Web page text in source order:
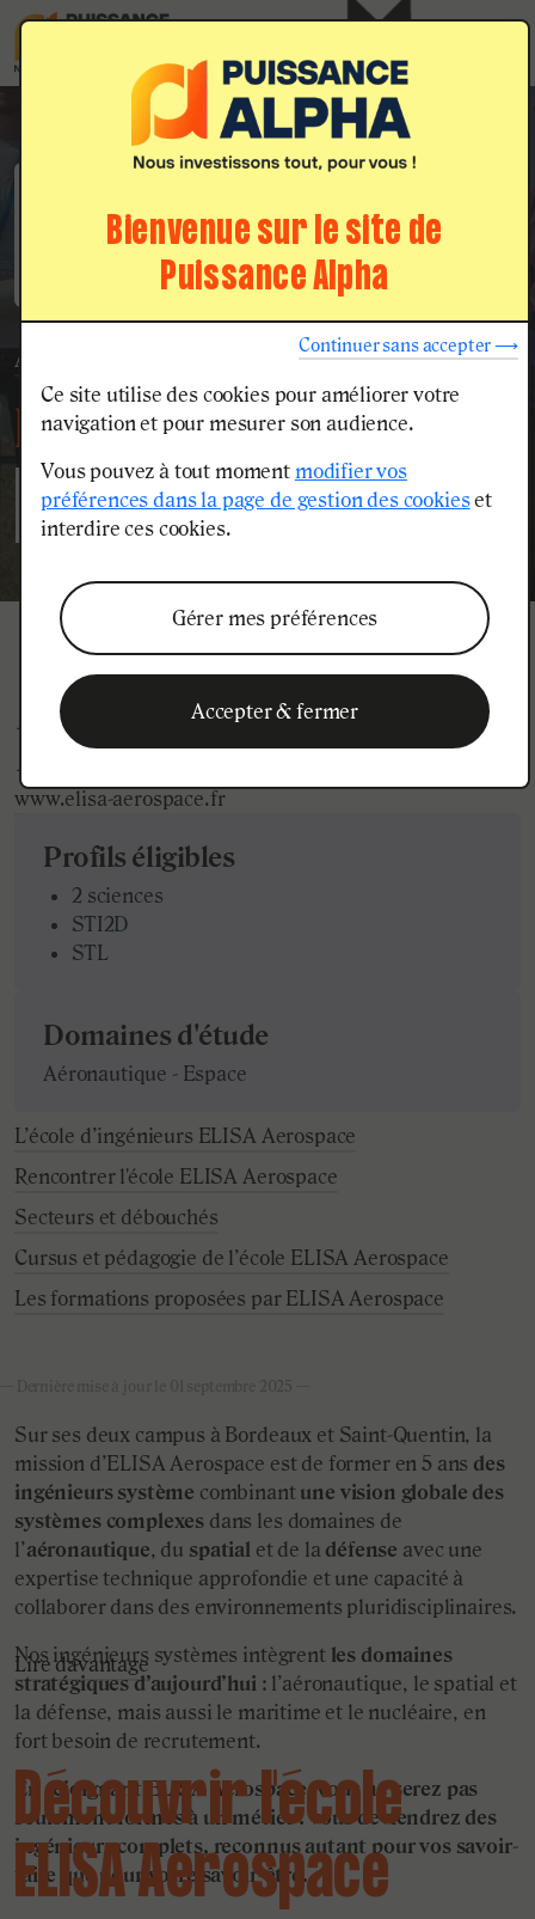
Bienvenue sur le site de
Puissance Alpha
Ce site utilise des cookies pour améliorer votre
navigation et pour mesurer son audience.
Vous pouvez à tout moment modifier vos
préférences dans la page de gestion des cookieset
interdire ces cookies.
Continuer sans accepter ⟶
Gérer mes préférences
Accepter & fermer
Nos voies
d'admission
Accueil Les écoles d'ingénieurs ELISA Aerospace
L’école d’ingénieurs
ELISA AEROSPACE
ELISA Aerospace
www.elisa-aerospace.fr
Profils éligibles
2 sciences
STI2D
STL
Domaines d'étude
Aéronautique - Espace
L’école d’ingénieurs ELISA Aerospace
Rencontrer l'école ELISA Aerospace
Secteurs et débouchés
Cursus et pédagogie de l’école ELISA Aerospace
Les formations proposées par ELISA Aerospace
— Dernière mise à jour le 01 septembre 2025 —
Sur ses deux campus à Bordeaux et Saint-Quentin, la
mission d’ELISA Aerospace est de former en 5 ans des
ingénieurs système combinant une vision globale des
systèmes complexes dans les domaines de
l’aéronautique, du spatial et de la défense avec une
expertise technique approfondie et une capacité à
collaborer dans des environnements pluridisciplinaires.
Nos ingénieurs systèmes intègrent les domaines
stratégiques d’aujourd’hui: l’aéronautique, le spatial et
la défense, mais aussi le maritime et le nucléaire, en
fort besoin de recrutement.
En rejoignant ELISA Aerospace, vous ne serez pas
seulement formés à un métier : vous deviendrez des
ingénieurs complets, reconnus autant pour vos savoir-
faire que pour votre savoir-être.
Lire davantage
Découvrir l'école
ELISA Aerospace